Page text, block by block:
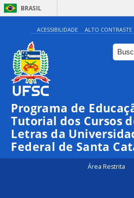
BRASIL
ACESSIBILIDADE ALTO CONTRASTE
Programa de
Tutorial dos Cursos
Letras da
Federal de Santa
Área Restrita